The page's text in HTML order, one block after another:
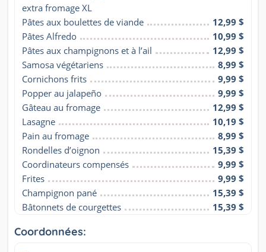
extra fromage XL
Pâtes aux boulettes de viande
12,99 $
Pâtes Alfredo
10,99 $
Pâtes aux champignons et à l’ail
12,99 $
Samosa végétariens
8,99 $
Cornichons frits
9,99 $
Popper au jalapeño
9,99 $
Gâteau au fromage
12,99 $
Lasagne
10,19 $
Pain au fromage
8,99 $
Rondelles d’oignon
15,39 $
Coordinateurs compensés
9,99 $
Frites
9,99 $
Champignon pané
15,39 $
Bâtonnets de courgettes
15,39 $
Coordonnées: